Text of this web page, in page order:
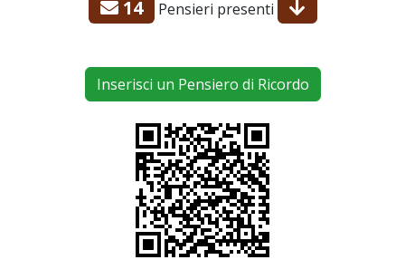
14 Pensieri presenti
Inserisci un Pensiero di Ricordo